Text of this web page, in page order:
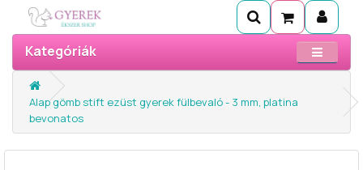
Kategóriák
Alap gömb stift ezüst gyerek fülbevaló - 3 mm, platina
bevonatos